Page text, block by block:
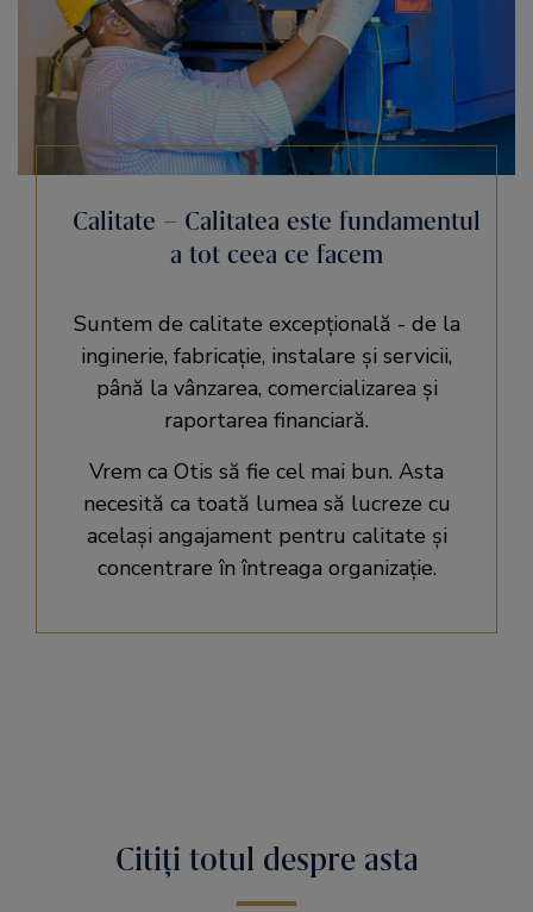
Calitate – Calitatea este fundamentul
a tot ceea ce facem
Suntem de calitate excepțională - de la
inginerie, fabricație, instalare și servicii,
până la vânzarea, comercializarea și
raportarea financiară.
Vrem ca Otis să fie cel mai bun. Asta
necesită ca toată lumea să lucreze cu
același angajament pentru calitate și
concentrare în întreaga organizație.
Citiți totul despre asta